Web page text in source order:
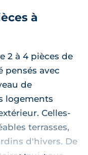
à
2 à 4 pièces de
pensés avec
de
logements
Celles-
terrasses,
d'hivers. De